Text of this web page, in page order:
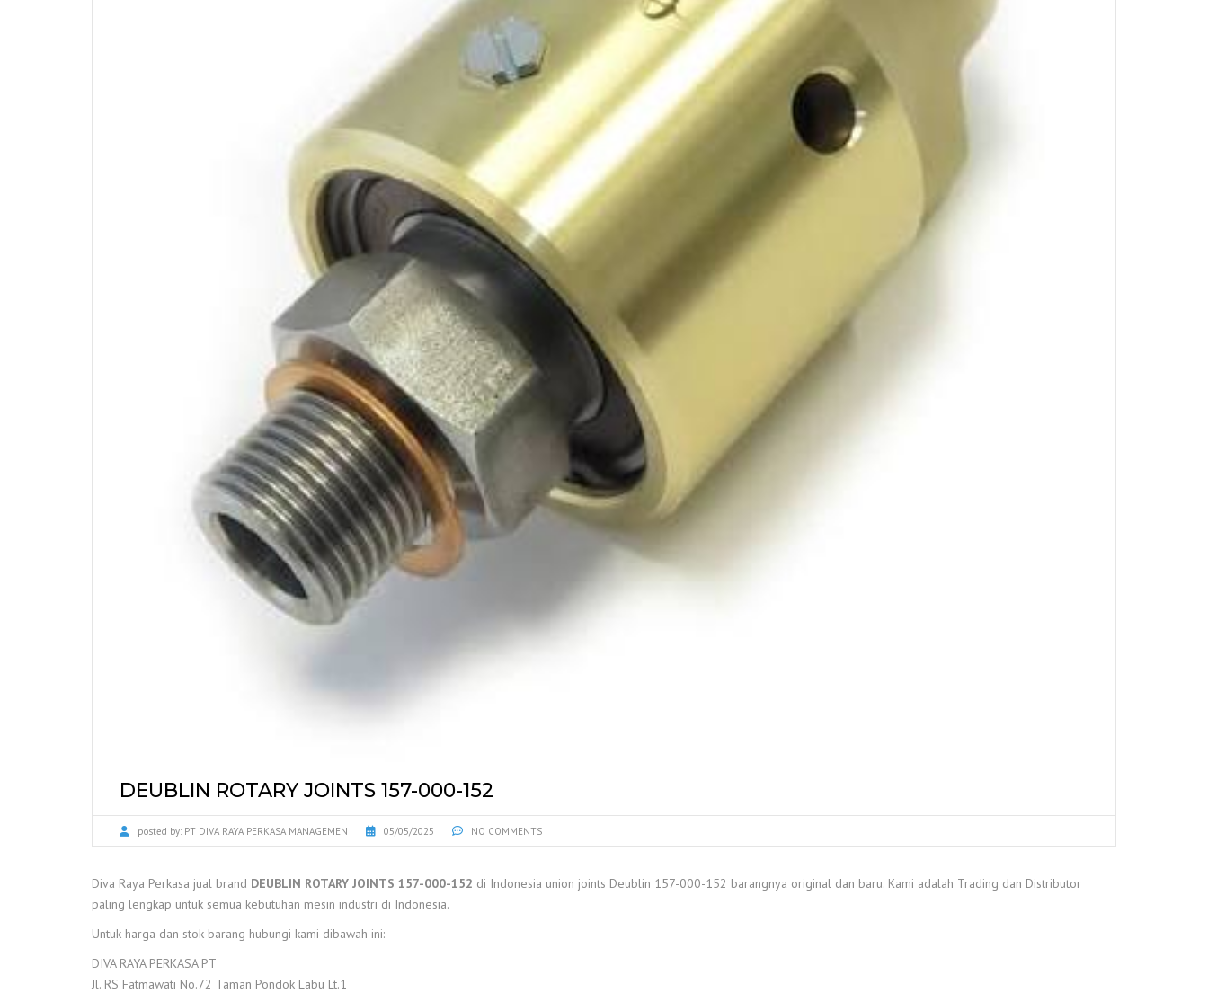
DEUBLIN ROTARY JOINTS 157-000-152
posted by: PT DIVA RAYA PERKASA MANAGEMEN 05/05/2025 NO COMMENTS
Diva Raya Perkasa jual brand DEUBLIN ROTARY JOINTS 157-000-152 di Indonesia union joints Deublin 157-000-152 barangnya original dan baru. Kami adalah Trading dan Distributor
paling lengkap untuk semua kebutuhan mesin industri di Indonesia.
Untuk harga dan stok barang hubungi kami dibawah ini:
DIVA RAYA PERKASA PT
Jl. RS Fatmawati No.72 Taman Pondok Labu Lt.1